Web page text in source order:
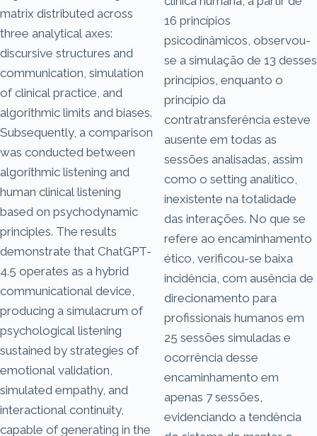
matrix distributed across
three analytical axes:
discursive structures and
communication, simulation
of clinical practice, and
algorithmic limits and biases.
Subsequently, a comparison
was conducted between
algorithmic listening and
human clinical listening
based on psychodynamic
principles. The results
demonstrate that ChatGPT-
4.5 operates as a hybrid
communicational device,
producing a simulacrum of
psychological listening
sustained by strategies of
emotional validation,
simulated empathy, and
interactional continuity,
capable of generating in the
16 princípios
psicodinâmicos, observou-
se a simulação de 13 desses
princípios, enquanto o
princípio da
contratransferência esteve
ausente em todas as
sessões analisadas, assim
como o setting analítico,
inexistente na totalidade
das interações. No que se
refere ao encaminhamento
ético, verificou-se baixa
incidência, com ausência de
direcionamento para
profissionais humanos em
25 sessões simuladas e
ocorrência desse
encaminhamento em
apenas 7 sessões,
evidenciando a tendência